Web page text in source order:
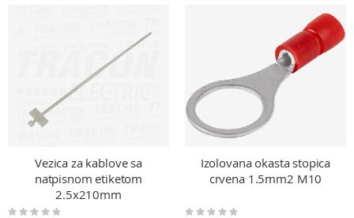
Vezica za kablove sa
natpisnom etiketom
2.5x210mm
Rating:
Izolovana okasta stopica
crvena 1.5mm2 M10
Rating: